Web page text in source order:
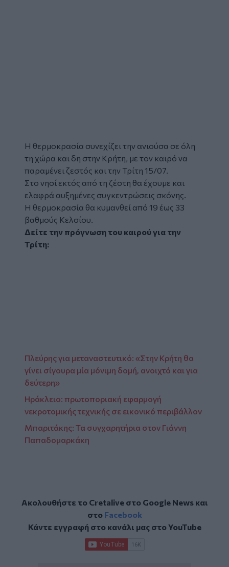
Η θερμοκρασία συνεχίζει την ανιούσα σε όλη
τη χώρα και δη στην Κρήτη, με τον καιρό να
παραμένει ζεστός και την Τρίτη 15/07.
Στο νησί εκτός από τη ζέστη θα έχουμε και
ελαφρά αυξημένες συγκεντρώσεις σκόνης.
Η θερμοκρασία θα κυμανθεί από 19 έως 33
βαθμούς Κελσίου.
Δείτε την πρόγνωση του καιρού για την
Τρίτη:
Πλεύρης για μεταναστευτικό: «Στην Κρήτη θα
γίνει σίγουρα μία μόνιμη δομή, ανοιχτό και για
δεύτερη»
Ηράκλειο: πρωτοποριακή εφαρμογή
νεκροτομικής τεχνικής σε εικονικό περιβάλλον
Μπαριτάκης: Τα συγχαρητήρια στον Γιάννη
Παπαδομαρκάκη
Ακολουθήστε το Cretalive στο Google Newsκαι
στο Facebook
Κάντε εγγραφή στο κανάλι μας στοYouTube